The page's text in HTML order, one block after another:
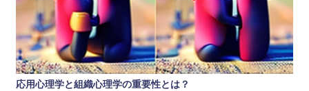
応用心理学と組織心理学の重要性とは？